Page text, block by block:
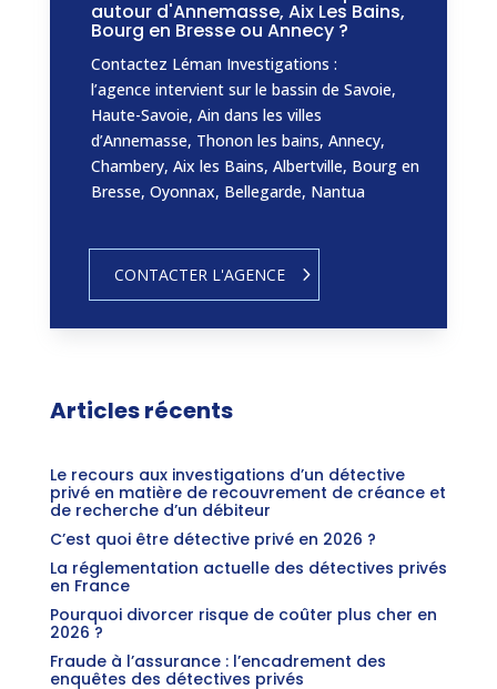
autour d'Annemasse, Aix Les Bains,
Bourg en Bresse ou Annecy ?
Contactez Léman Investigations :
l’agence intervient sur le bassin de Savoie,
Haute-Savoie, Ain dans les villes
d’Annemasse, Thonon les bains, Annecy,
Chambery, Aix les Bains, Albertville, Bourg en
Bresse, Oyonnax, Bellegarde, Nantua
CONTACTER L'AGENCE
Articles récents
Le recours aux investigations d’un détective
privé en matière de recouvrement de créance et
de recherche d’un débiteur
C’est quoi être détective privé en 2026 ?
La réglementation actuelle des détectives privés
en France
Pourquoi divorcer risque de coûter plus cher en
2026 ?
Fraude à l’assurance : l’encadrement des
enquêtes des détectives privés